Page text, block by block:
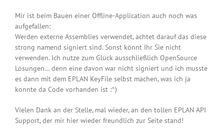
Mir ist beim Bauen einer Offline-Application auch noch was
aufgefallen:
Werden externe Assemblies verwendet, achtet darauf das diese
strong namend signiert sind. Sonst könnt Ihr Sie nicht
verwenden. Ich nutze zum Glück ausschließlich OpenSource
Lösungen… denn eine davon war nicht signiert und ich musste
es dann mit dem EPLAN KeyFile selbst machen, was ich ja
konnte da Code vorhanden ist :^)
Vielen Dank an der Stelle, mal wieder, an den tollen EPLAN API
Support, der mir hier wieder freundlich zur Seite stand!